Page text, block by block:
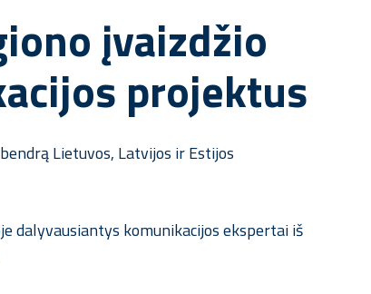
įvaizdžio
projektus
Lietuvos, Latvijos ir Estijos
dalyvausiantys komunikacijos ekspertai iš